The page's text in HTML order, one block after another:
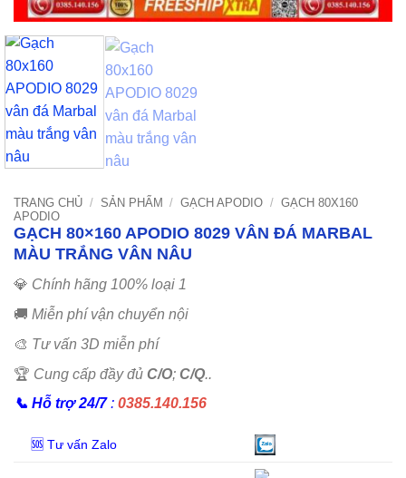
TRANG CHỦ / SẢN PHẨM / GẠCH APODIO / GẠCH 80X160
APODIO
GẠCH 80×160 APODIO 8029 VÂN ĐÁ MARBAL
MÀU TRẮNG VÂN NÂU
💎 Chính hãng 100% loại 1
🚚 Miễn phí vận chuyển nội
🎨 Tư vấn 3D miễn phí
🏆 Cung cấp đầy đủ C/O; C/Q..
📞 Hỗ trợ 24/7: 0385.140.156
🆘 Tư vấn Zalo